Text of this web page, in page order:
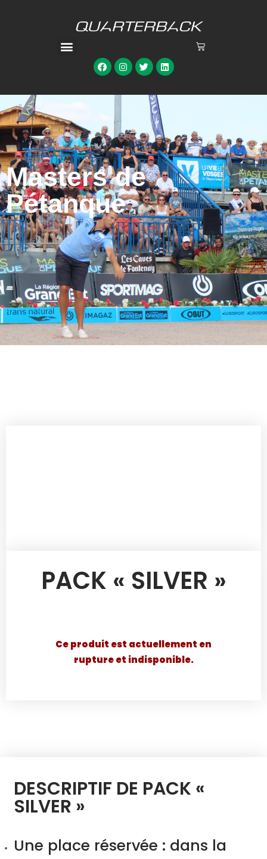
Masters de
Pétanque
PACK « SILVER »
Ce produit est actuellement en
rupture et indisponible.
DESCRIPTIF DE PACK «
SILVER »
Une place réservée : dans la